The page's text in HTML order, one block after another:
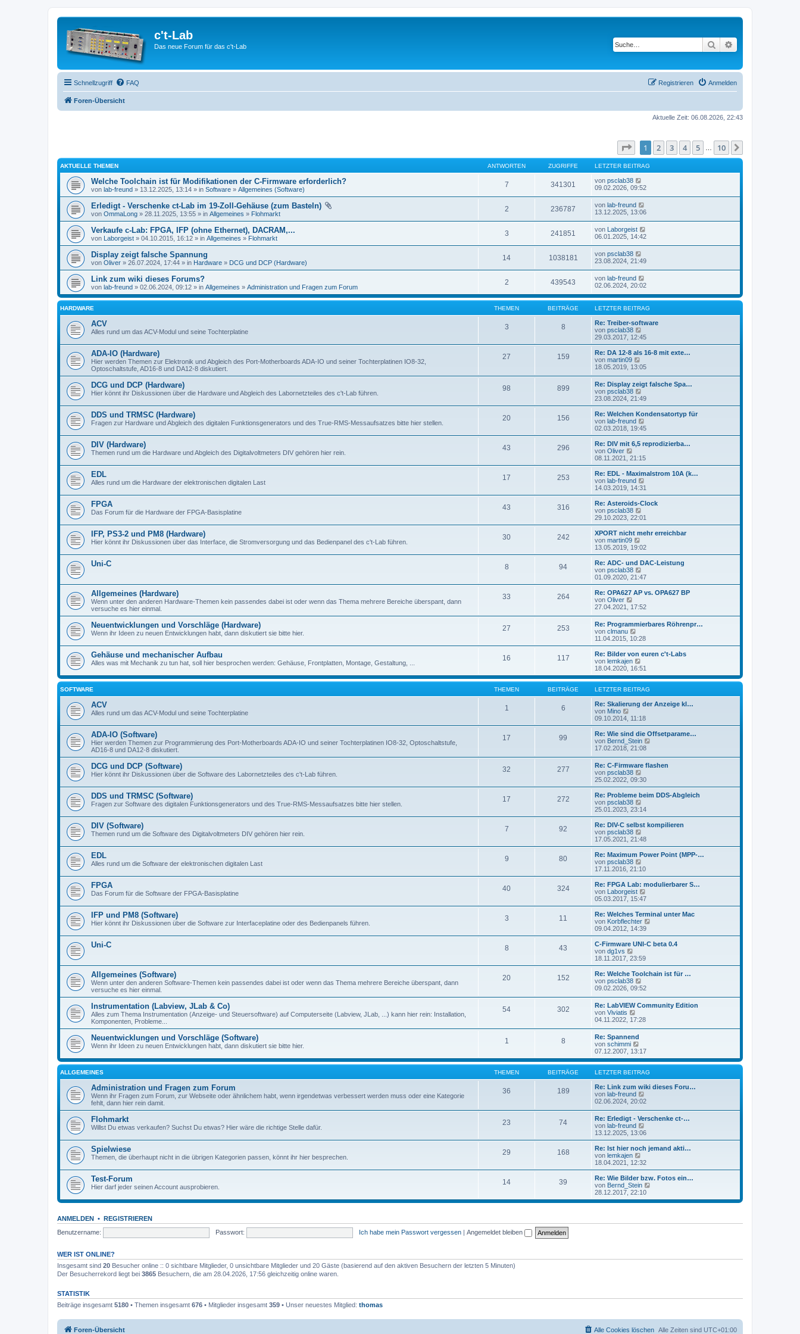
c't-Lab
Das neue Forum für das c't-Lab Suche
Schnellzugriff FAQ Anmelden
Registrieren
Foren-Übersicht
Aktuelle Zeit: 06.08.2026, 22:43
Seite von10
1 2 3 4 5 10
AKTUELLE THEMEN ANTWORTEN ZUGRIFFE LETZTER BEITRAG
Welche Toolchain ist für Modifikationen der C-Firmware erforderlich?
von lab-freund » 13.12.2025, 13:14 » in Software » Allgemeines (Software)
7 341301 von psclab38
09.02.2026, 09:52
Erledigt - Verschenke ct-Lab im 19-Zoll-Gehäuse (zum Basteln)
von OmmaLong » 28.11.2025, 13:55 » in Allgemeines » Flohmarkt
2 236787 von lab-freund
13.12.2025, 13:06
Verkaufe c-Lab: FPGA, IFP (ohne Ethernet), DACRAM,...
von Laborgeist » 04.10.2015, 16:12 » in Allgemeines » Flohmarkt
3 241851 von Laborgeist
06.01.2025, 14:42
Display zeigt falsche Spannung
von Oliver » 26.07.2024, 17:44 » in Hardware » DCG und DCP (Hardware)
14 1038181 von psclab38
23.08.2024, 21:49
Link zum wiki dieses Forums?
von lab-freund » 02.06.2024, 09:12 » in Allgemeines » Administration und Fragen zum Forum
2 439543 von lab-freund
02.06.2024, 20:02
HARDWARE THEMEN BEITRÄGE LETZTER BEITRAG
ACV
Alles rund um das ACV-Modul und seine Tochterplatine
3 8
Re: Treiber-software
von psclab38
e
u
e
t
r
B
i
t
r
a
g
29.03.2017, 12:45
ADA-IO (Hardware)
Hier werden Themen zur Elektronik und Abgleich des Port-Motherboards ADA-IO und seiner Tochterplatinen IO8-32,
Optoschaltstufe, AD16-8 und DA12-8 diskutiert.
27 159
Re: DA 12-8 als 16-8 mit exte…
von martin09
e
e
s
t
e
r
B
e
i
t
r
g
18.05.2019, 13:05
DCG und DCP (Hardware)
Hier könnt ihr Diskussionen über die Hardware und Abgleich des Labornetzteiles des c't-Lab führen.
98 899
Re: Display zeigt falsche Spa…
von psclab38
e
u
e
s
t
B
e
i
r
a
g
23.08.2024, 21:49
DDS und TRMSC (Hardware)
Fragen zur Hardware und Abgleich des digitalen Funktionsgenerators und des True-RMS-Messaufsatzes bitte hier stellen.
20 156
Re: Welchen Kondensatortyp für
von lab-freund
e
u
e
s
t
B
e
i
r
g
02.03.2018, 19:45
DIV (Hardware)
Themen rund um die Hardware und Abgleich des Digitalvoltmeters DIV gehören hier rein.
43 296
Re: DIV mit 6,5 reprodizierba…
von Oliver
e
u
e
s
t
r
B
e
i
r
a
g
08.11.2021, 21:15
EDL
Alles rund um die Hardware der elektronischen digitalen Last
17 253
Re: EDL - Maximalstrom 10A (k…
von lab-freund
e
u
e
t
r
B
e
i
r
g
14.03.2019, 14:31
FPGA
Das Forum für die Hardware der FPGA-Basisplatine
43 316
Re: Asteroids-Clock
von psclab38
e
u
e
t
r
B
e
i
r
g
29.10.2023, 22:01
IFP, PS3-2 und PM8 (Hardware)
Hier könnt ihr Diskussionen über das Interface, die Stromversorgung und das Bedienpanel des c't-Lab führen.
30 242
XPORT nicht mehr erreichbar
von martin09
e
u
e
s
t
r
B
e
i
t
r
g
13.05.2019, 19:02
Uni-C 8 94
Re: ADC- und DAC-Leistung
von psclab38
e
u
e
t
B
i
t
r
g
01.09.2020, 21:47
Allgemeines (Hardware)
Wenn unter den anderen Hardware-Themen kein passendes dabei ist oder wenn das Thema mehrere Bereiche überspant, dann
versuche es hier einmal.
33 264
Re: OPA627 AP vs. OPA627 BP
von Oliver
e
s
t
e
B
e
i
t
r
a
g
27.04.2021, 17:52
Neuentwicklungen und Vorschläge (Hardware)
Wenn ihr Ideen zu neuen Entwicklungen habt, dann diskutiert sie bitte hier.
27 253
Re: Programmierbares Röhrenpr…
von clmanu
e
u
e
s
t
r
B
e
i
t
r
g
11.04.2015, 10:28
Gehäuse und mechanischer Aufbau
Alles was mit Mechanik zu tun hat, soll hier besprochen werden: Gehäuse, Frontplatten, Montage, Gestaltung, ...
16 117
Re: Bilder von euren c't-Labs
von lemkajen
e
u
e
s
t
e
B
e
i
t
r
g
18.04.2020, 16:51
SOFTWARE THEMEN BEITRÄGE LETZTER BEITRAG
ACV
Alles rund um das ACV-Modul und seine Tochterplatine
1 6
Re: Skalierung der Anzeige kl…
von Mino
e
u
e
s
t
r
B
e
i
t
r
a
g
09.10.2014, 11:18
ADA-IO (Software)
Hier werden Themen zur Programmierung des Port-Motherboards ADA-IO und seiner Tochterplatinen IO8-32, Optoschaltstufe,
AD16-8 und DA12-8 diskutiert.
17 99
Re: Wie sind die Offsetparame…
von Bernd_Stein
s
r
B
t
r
17.02.2018, 21:08
DCG und DCP (Software)
Hier könnt ihr Diskussionen über die Software des Labornetzteiles des c't-Lab führen.
32 277
Re: C-Firmware flashen
von psclab38
e
u
e
t
r
B
e
i
r
g
25.02.2022, 09:30
DDS und TRMSC (Software)
Fragen zur Software des digitalen Funktionsgenerators und des True-RMS-Messaufsatzes bitte hier stellen.
17 272
Re: Probleme beim DDS-Abgleich
von psclab38
e
u
e
t
r
B
e
i
r
a
g
25.01.2023, 23:14
DIV (Software)
Themen rund um die Software des Digitalvoltmeters DIV gehören hier rein.
7 92
Re: DIV-C selbst kompilieren
von psclab38
e
u
e
t
B
e
i
r
a
g
17.05.2021, 21:48
EDL
Alles rund um die Software der elektronischen digitalen Last
9 80
Re: Maximum Power Point (MPP-…
von psclab38
e
u
e
s
t
B
e
i
r
g
17.11.2016, 21:10
FPGA
Das Forum für die Software der FPGA-Basisplatine
40 324
Re: FPGA Lab: modulierbarer S…
von Laborgeist
e
u
e
s
t
r
B
r
g
05.03.2017, 15:47
IFP und PM8 (Software)
Hier könnt ihr Diskussionen über die Software zur Interfaceplatine oder des Bedienpanels führen.
3 11
Re: Welches Terminal unter Mac
von Korbflechter
u
e
B
t
r
09.04.2012, 14:39
Uni-C 8 43
C-Firmware UNI-C beta 0.4
von dg1vs
e
u
e
s
t
B
e
i
t
r
a
g
18.11.2017, 23:59
Allgemeines (Software)
Wenn unter den anderen Software-Themen kein passendes dabei ist oder wenn das Thema mehrere Bereiche überspant, dann
versuche es hier einmal.
20 152
Re: Welche Toolchain ist für …
von psclab38
e
s
t
e
r
i
t
r
a
g
09.02.2026, 09:52
Instrumentation (Labview, JLab & Co)
Alles zum Thema Instrumentation (Anzeige- und Steuersoftware) auf Computerseite (Labview, JLab, ...) kann hier rein: Installation,
Komponenten, Probleme...
54 302
Re: LabVIEW Community Edition
von Viviatis
e
e
s
t
e
r
B
e
t
r
a
g
04.11.2022, 17:28
Neuentwicklungen und Vorschläge (Software)
Wenn ihr Ideen zu neuen Entwicklungen habt, dann diskutiert sie bitte hier.
1 8
Re: Spannend
von schimmi
e
u
e
s
t
e
r
B
i
t
r
a
g
07.12.2007, 13:17
ALLGEMEINES THEMEN BEITRÄGE LETZTER BEITRAG
Administration und Fragen zum Forum
Wenn ihr Fragen zum Forum, zur Webseite oder ähnlichem habt, wenn irgendetwas verbessert werden muss oder eine Kategorie
fehlt, dann hier rein damit.
36 189
Re: Link zum wiki dieses Foru…
von lab-freund
e
s
t
e
r
B
i
t
r
a
g
02.06.2024, 20:02
Flohmarkt
Willst Du etwas verkaufen? Suchst Du etwas? Hier wäre die richtige Stelle dafür.
23 74
Re: Erledigt - Verschenke ct-…
von lab-freund
e
u
e
s
t
B
e
i
t
g
13.12.2025, 13:06
Spielwiese
Themen, die überhaupt nicht in die übrigen Kategorien passen, könnt ihr hier besprechen.
29 168
Re: Ist hier noch jemand akti…
von lemkajen
e
u
e
s
t
r
i
18.04.2021, 12:32
Test-Forum
Hier darf jeder seinen Account ausprobieren.
14 39
Re: Wie Bilder bzw. Fotos ein…
von Bernd_Stein
u
28.12.2017, 22:10
ANMELDEN • REGISTRIEREN
Benutzername:
Passwort: Ich habe mein Passwort vergessen | Angemeldet bleiben
WER IST ONLINE?
Insgesamt sind 20 Besucher online :: 0 sichtbare Mitglieder, 0 unsichtbare Mitglieder und 20 Gäste (basierend auf den aktiven Besuchern der letzten 5 Minuten)
Der Besucherrekord liegt bei 3865 Besuchern, die am 28.04.2026, 17:56 gleichzeitig online waren.
STATISTIK
Beiträge insgesamt 5180 • Themen insgesamt 676 • Mitglieder insgesamt 359 • Unser neuestes Mitglied: thomas
Foren-Übersicht Alle Zeiten sind UTC+01:00
Alle Cookies löschen